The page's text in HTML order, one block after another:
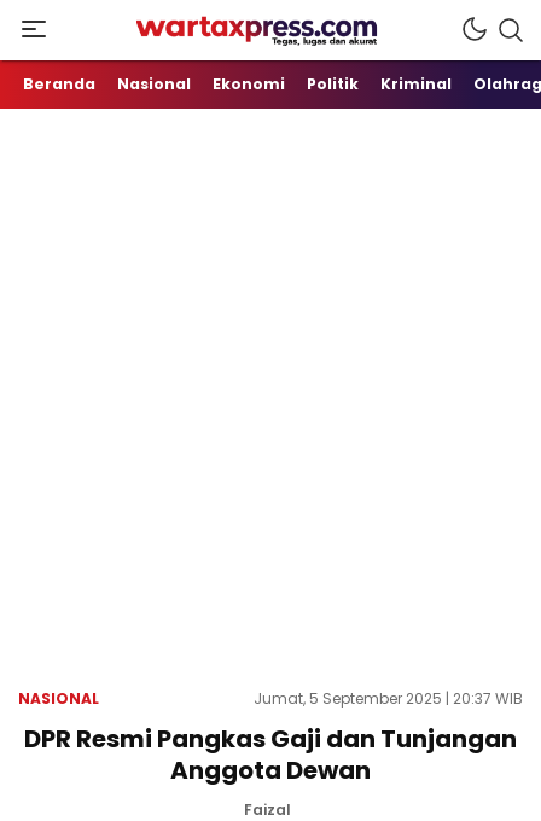
WartaXpress
Tegas, Lugas dan Akurat
Beranda Nasional Ekonomi Politik Kriminal
NASIONAL Jumat, 5 September 2025 | 20:37 WIB
DPR Resmi Pangkas Gaji dan Tunjangan
Anggota Dewan
Faizal